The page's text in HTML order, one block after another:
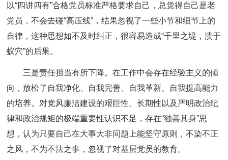
以“四讲四有”合格党员标准严格要求自己，总觉得自己是老
党员，不会去碰“高压线”，结果忽视了一些小节和细节上的
自律，这种思想如不及时纠正，很容易造成“千里之堤，溃于
蚁穴”的后果。
三是责任担当有所下降。在工作中会存在经验主义的倾
向，放松了自我净化、自我完善、自我革新、自我提高能力
的培养。对党风廉洁建设的艰巨性、长期性以及严明政治纪
律和政治规矩的极端重要性认识不足，存在“独善其身”思
想，认为只要自己在大事大非问题上能坚守原则，不染不正
之风，不为不法之事，忽视了对基层党员的教育。